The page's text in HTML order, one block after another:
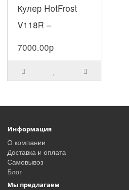
Кулер HotFrost
V118R –
вариант
современного
аппарата для
раздачи воды.
Бутыль с..
7000.00р
Информация
О компании
Доставка и оплата
Самовывоз
Блог
Мы предлагаем